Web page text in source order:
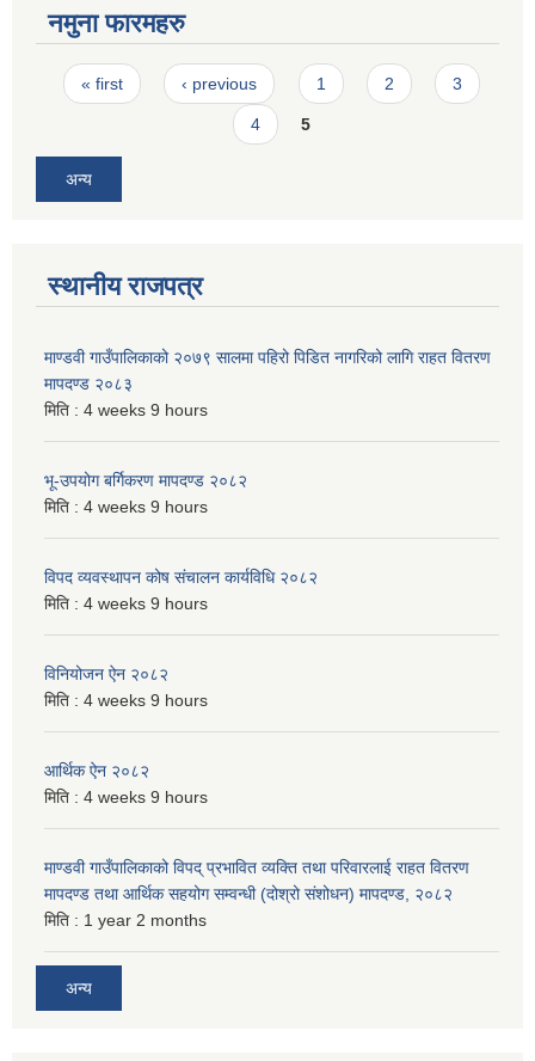
नमुना फारमहरु
Pages
« first ‹ previous 1 2 3
4 5
अन्य
स्थानीय राजपत्र
माण्डवी गाउँपालिकाको २०७९ सालमा पहिरो पिडित नागरिको लागि राहत वितरण
मापदण्ड २०८३
मिति : 4 weeks 9 hours
भू-उपयोग बर्गिकरण मापदण्ड २०८२
मिति : 4 weeks 9 hours
विपद व्यवस्थापन कोष संचालन कार्यविधि २०८२
मिति : 4 weeks 9 hours
विनियोजन ऐन २०८२
मिति : 4 weeks 9 hours
आर्थिक ऐन २०८२
मिति : 4 weeks 9 hours
माण्डवी गाउँपालिकाको विपद् प्रभावित व्यक्ति तथा परिवारलाई राहत वितरण
मापदण्ड तथा आर्थिक सहयोग सम्वन्धी (दोश्रो संशोधन) मापदण्ड, २०८२
मिति : 1 year 2 months
अन्य